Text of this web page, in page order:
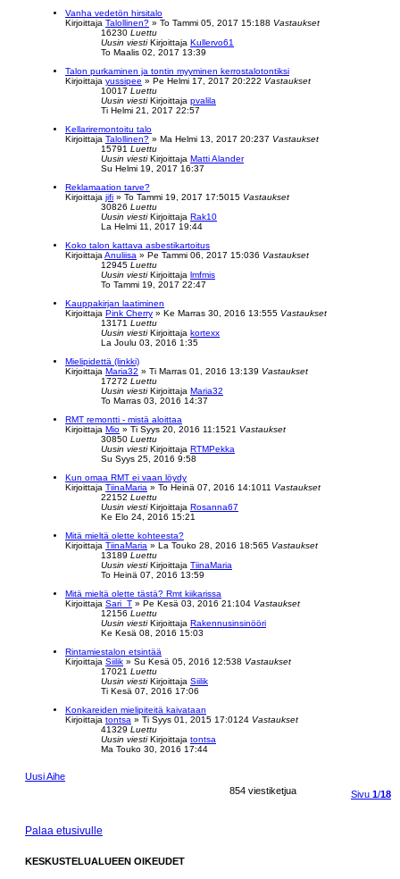
Vanha vedetön hirsitalo
Kirjoittaja Talollinen? » To Tammi 05, 2017 15:188 Vastaukset
16230 Luettu
Uusin viestiKirjoittaja Kullervo61
To Maalis 02, 2017 13:39
Talon purkaminen ja tontin myyminen kerrostalotontiksi
Kirjoittaja yussipee » Pe Helmi 17, 2017 20:222 Vastaukset
10017 Luettu
Uusin viestiKirjoittaja pvalila
Ti Helmi 21, 2017 22:57
Kellariremontoitu talo
Kirjoittaja Talollinen? » Ma Helmi 13, 2017 20:237 Vastaukset
15791 Luettu
Uusin viestiKirjoittaja Matti Alander
Su Helmi 19, 2017 16:37
Reklamaation tarve?
Kirjoittaja jifi » To Tammi 19, 2017 17:5015 Vastaukset
30826 Luettu
Uusin viestiKirjoittaja Rak10
La Helmi 11, 2017 19:44
Koko talon kattava asbestikartoitus
Kirjoittaja Anuliisa » Pe Tammi 06, 2017 15:036 Vastaukset
12945 Luettu
Uusin viestiKirjoittaja lmfmis
To Tammi 19, 2017 22:47
Kauppakirjan laatiminen
Kirjoittaja Pink Cherry » Ke Marras 30, 2016 13:555 Vastaukset
13171 Luettu
Uusin viestiKirjoittaja kortexx
La Joulu 03, 2016 1:35
Mielipidettä (linkki)
Kirjoittaja Maria32 » Ti Marras 01, 2016 13:139 Vastaukset
17272 Luettu
Uusin viestiKirjoittaja Maria32
To Marras 03, 2016 14:37
RMT remontti - mistä aloittaa
Kirjoittaja Mio » Ti Syys 20, 2016 11:1521 Vastaukset
30850 Luettu
Uusin viestiKirjoittaja RTMPekka
Su Syys 25, 2016 9:58
Kun omaa RMT ei vaan löydy
Kirjoittaja TiinaMaria » To Heinä 07, 2016 14:1011 Vastaukset
22152 Luettu
Uusin viestiKirjoittaja Rosanna67
Ke Elo 24, 2016 15:21
Mitä mieltä olette kohteesta?
Kirjoittaja TiinaMaria » La Touko 28, 2016 18:565 Vastaukset
13189 Luettu
Uusin viestiKirjoittaja TiinaMaria
To Heinä 07, 2016 13:59
Mitä mieltä olette tästä? Rmt kiikarissa
Kirjoittaja Sari_T » Pe Kesä 03, 2016 21:104 Vastaukset
12156 Luettu
Uusin viestiKirjoittaja Rakennusinsinööri
Ke Kesä 08, 2016 15:03
Rintamiestalon etsintää
Kirjoittaja Siilik » Su Kesä 05, 2016 12:538 Vastaukset
17021 Luettu
Uusin viestiKirjoittaja Siilik
Ti Kesä 07, 2016 17:06
Konkareiden mielipiteitä kaivataan
Kirjoittaja tontsa » Ti Syys 01, 2015 17:0124 Vastaukset
41329 Luettu
Uusin viestiKirjoittaja tontsa
Ma Touko 30, 2016 17:44
Uusi Aihe
854 viestiketjua
Sivu 1/18
Palaa etusivulle
KESKUSTELUALUEEN OIKEUDET